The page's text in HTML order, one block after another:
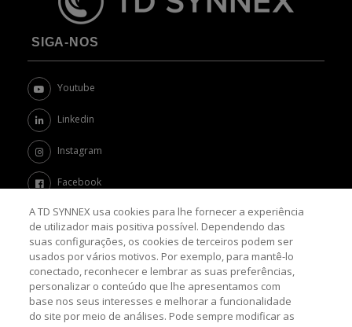
SIGA-NOS
Youtube
Linkedin
Instagram
Facebook
Twitter
Channel Academy
SOBRE O BLOG
Nosso objetivo é levar até você as principais informações e
A TD SYNNEX usa cookies para lhe fornecer a experiência
de utilizador mais positiva possível. Dependendo das
suas configurações, os cookies de terceiros podem ser
usados por vários motivos. Por exemplo, para mantê-lo
conectado, reconhecer e lembrar as suas preferências,
personalizar o conteúdo que lhe apresentamos com
base nos seus interesses e melhorar a funcionalidade
do site por meio de análises. Pode sempre modificar as